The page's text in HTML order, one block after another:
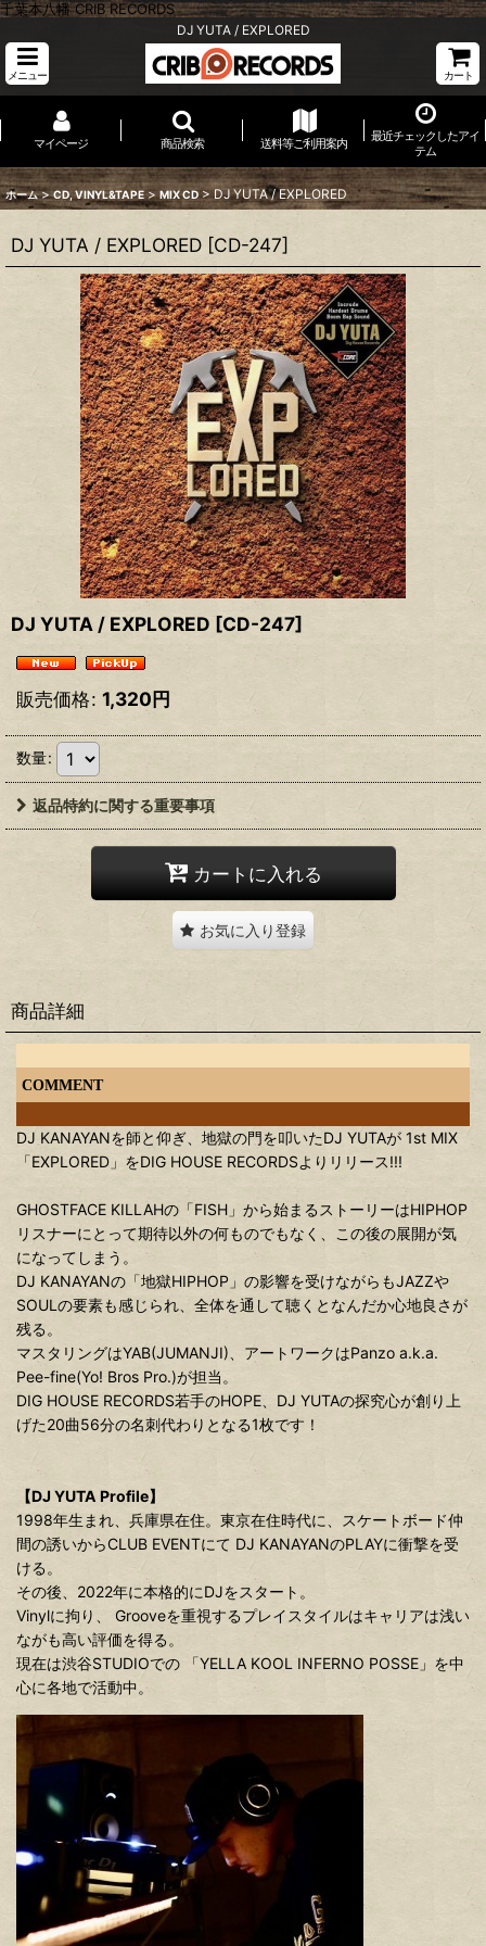
千葉本八幡 CRIB RECORDS
DJ YUTA / EXPLORED
メニュー カート
マイページ 商品検索 送料等ご利用案内
最近チェックしたアイ
テム
ホーム > CD, VINYL&TAPE > MIX CD > DJ YUTA / EXPLORED
DJ YUTA / EXPLORED [CD-247]
DJ YUTA / EXPLORED [CD-247]
販売価格: 1,320円
数量:
返品特約に関する重要事項
カートに入れる
お気に入り登録
商品詳細
COMMENT
DJ KANAYANを師と仰ぎ、地獄の門を叩いたDJ YUTAが 1st MIX
「EXPLORED」をDIG HOUSE RECORDSよりリリース!!!
GHOSTFACE KILLAHの「FISH」から始まるストーリーはHIPHOP
リスナーにとって期待以外の何ものでもなく、この後の展開が気
になってしまう。
DJ KANAYANの「地獄HIPHOP」の影響を受けながらもJAZZや
SOULの要素も感じられ、全体を通して聴くとなんだか心地良さが
残る。
マスタリングはYAB(JUMANJI)、アートワークはPanzo a.k.a.
Pee-fine(Yo! Bros Pro.)が担当。
DIG HOUSE RECORDS若手のHOPE、DJ YUTAの探究心が創り上
げた20曲56分の名刺代わりとなる1枚です！
【DJ YUTA Profile】
1998年生まれ、兵庫県在住。東京在住時代に、スケートボード仲
間の誘いからCLUB EVENTにて DJ KANAYANのPLAYに衝撃を受
ける。
その後、2022年に本格的にDJをスタート。
Vinylに拘り、 Grooveを重視するプレイスタイルはキャリアは浅い
ながも高い評価を得る。
現在は渋谷STUDIOでの 「YELLA KOOL INFERNO POSSE」を中
心に各地で活動中。